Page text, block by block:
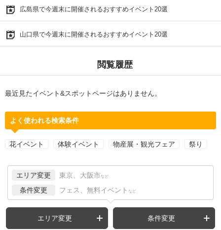
広島県で今週末に開催されるおすすめイベント20選
山口県で今週末に開催されるおすすめイベント20選
閲覧履歴
最近見たイベント&スポットページはありません。
よく使われる検索条件
花イベント 体験イベント 物産展・観光フェア 祭り
エリア変更 東京、大阪市 など
条件変更 フェス、無料イベント など
エリア変更 条件変更